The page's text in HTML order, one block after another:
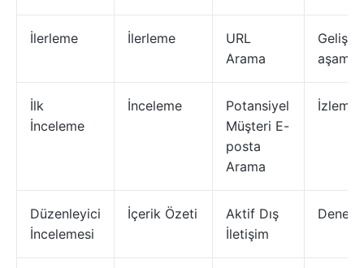
İlerleme İlerleme
URL
Arama
İlk
İnceleme
İnceleme
Potansiyel
Müşteri E-
posta
Arama
İzleme
Düzenleyici
İncelemesi
İçerik Özeti
Aktif Dış
İletişim